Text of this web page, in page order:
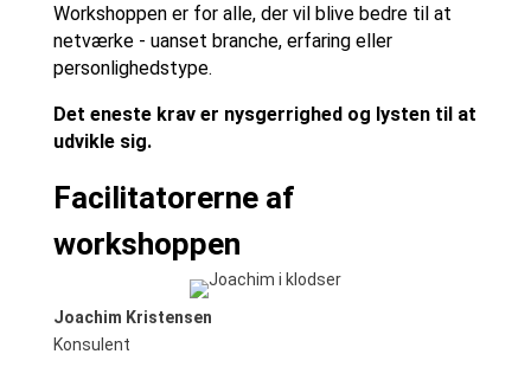
Workshoppen er for alle, der vil blive bedre til at
netværke - uanset branche, erfaring eller
personlighedstype.
Det eneste krav er nysgerrighed og lysten til at
udvikle sig.
Facilitatorerne af
workshoppen
Joachim Kristensen
Konsulent